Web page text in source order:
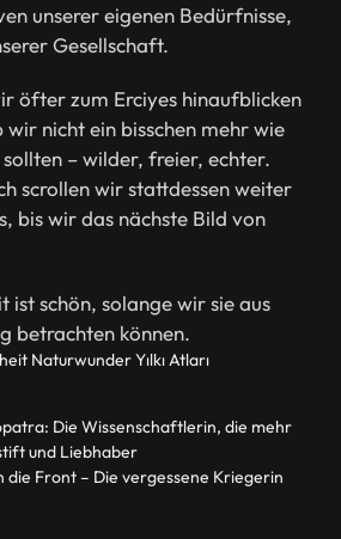
unserer eigenen Bedürfnisse,
Gesellschaft.
öfter zum Erciyes hinaufblicken
wir nicht ein bisschen mehr wie
sollten – wilder, freier, echter.
scrollen wir stattdessen weiter
bis wir das nächste Bild von
ist schön, solange wir sie aus
betrachten können.
NaturwunderYılkı Atları
Die Wissenschaftlerin, die mehr
und Liebhaber
die Front – Die vergessene Kriegerin